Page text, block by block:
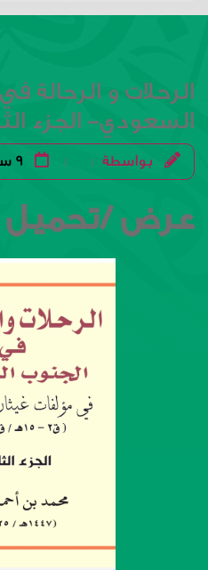
الرحلات و الرحالة
السعودي- الجزء
بواسطة |
| 9 سبتمبر , 2025
عرض /تحميل